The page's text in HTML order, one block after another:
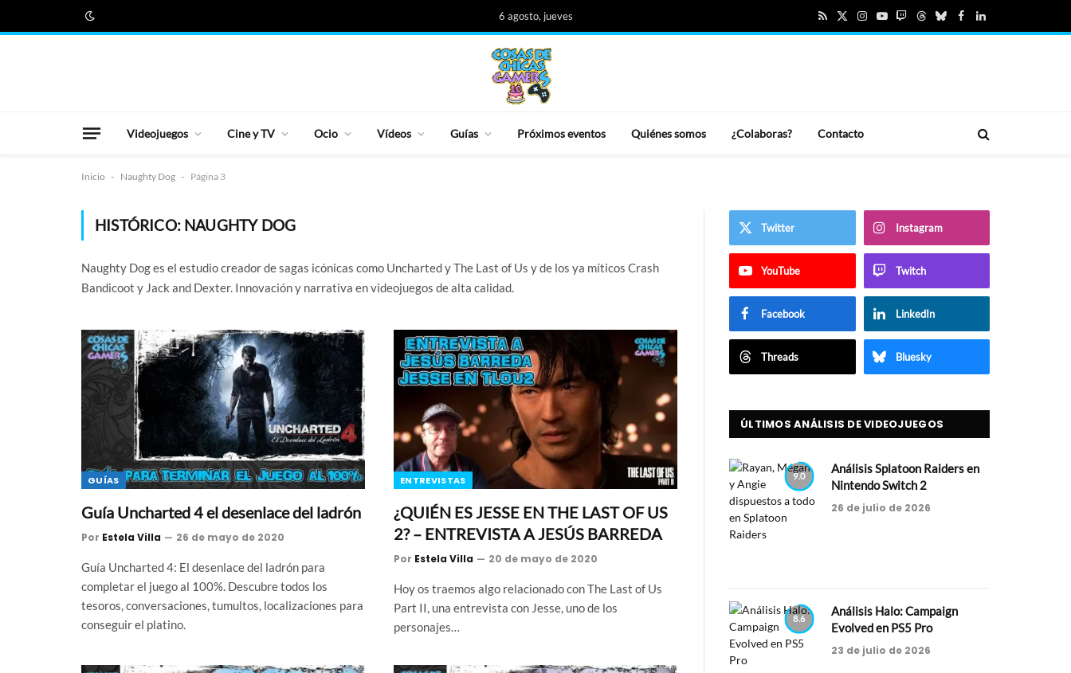
6 agosto, jueves
RSSX
Instagram
YouTube
TwitchThreadsBlueskyFacebook
LinkedIn
Videojuegos Cine y TV Ocio Vídeos Guías Próximos eventos Quiénes somos ¿Colaboras? Contacto
Inicio - Naughty Dog - Página 3
HISTÓRICO: NAUGHTY DOG
Naughty Dog es el estudio creador de sagas icónicas como Uncharted y The Last of Us y de los ya míticos Crash
Bandicoot y Jack and Dexter. Innovación y narrativa en videojuegos de alta calidad.
GUÍAS
Guía Uncharted 4 el desenlace del ladrón
Por Estela Villa 26 de mayo de 2020
Guía Uncharted 4: El desenlace del ladrón para
completar el juego al 100%. Descubre todos los
tesoros, conversaciones, tumultos, localizaciones para
conseguir el platino.
ENTREVISTAS
¿QUIÉN ES JESSE EN THE LAST OF US
2? – ENTREVISTA A JESÚS BARREDA
Por Estela Villa 20 de mayo de 2020
Hoy os traemos algo relacionado con The Last of Us
Part II, una entrevista con Jesse, uno de los
personajes…
Twitter Instagram
YouTube Twitch
Facebook LinkedIn
Threads Bluesky
ÚLTIMOS ANÁLISIS DE VIDEOJUEGOS
9.0
Análisis Splatoon Raiders en
Nintendo Switch 2
26 de julio de 2026
8.6
Análisis Halo: Campaign
Evolved en PS5 Pro
23 de julio de 2026